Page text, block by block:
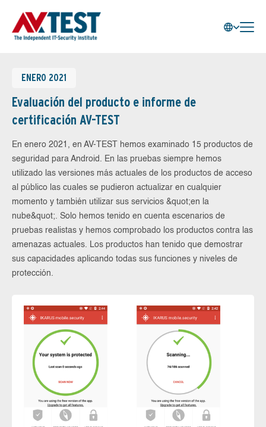
ENERO 2021
Evaluación del producto e informe de
certificación AV-TEST
En enero 2021, en AV-TEST hemos examinado 15 productos de
seguridad para Android. En las pruebas siempre hemos
utilizado las versiones más actuales de los productos de acceso
al público las cuales se pudieron actualizar en cualquier
momento y también utilizar sus servicios &quot;en la
nube&quot;. Solo hemos tenido en cuenta escenarios de
pruebas realistas y hemos comprobado los productos contra las
amenazas actuales. Los productos han tenido que demostrar
sus capacidades aplicando todas sus funciones y niveles de
protección.